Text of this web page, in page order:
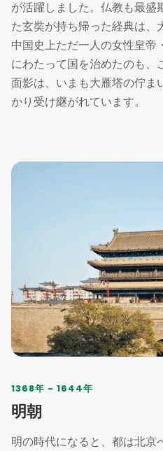
が活躍しました。仏教も最盛
た玄奘が持ち帰った経典は、
中国史上ただ一人の女性皇
にわたって国を治めたのも、
面影は、いまも大雁塔の佇ま
かり受け継がれています。
1368年 - 1644年
明朝
明の時代になると、都は北京